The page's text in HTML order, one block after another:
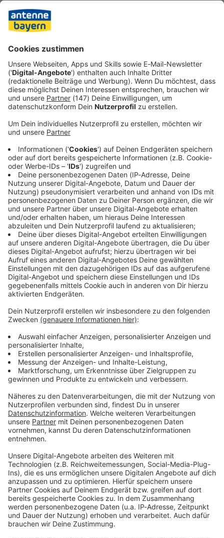
Immer auf dem Laufenden
bleiben!
Verpass' nichts mehr - mit unserem kostenlosen
ANTENNE BAYERN Newsletter. Ob Nachrichten,
Lifestyle oder unsere neuesten Aktionen - wir
informieren dich.
Zum Newsletter anmelden
Du möchtest uns etwas sagen?
Kontaktformular
Sprachnachricht